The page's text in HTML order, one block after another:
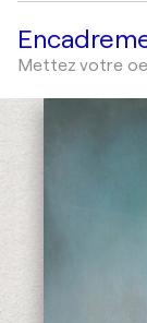
Mettez votre